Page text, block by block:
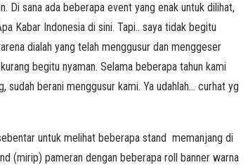
Di sana ada beberapa event yang enak untuk dilihat,
Kabar Indonesia di sini. Tapi.. saya tidak begitu
dialah yang telah menggusur dan menggeser
begitu nyaman. Selama beberapa tahun kami
berani menggusur kami. Ya udahlah… curhat yg
untuk melihat beberapa stand memanjang di
(mirip) pameran dengan beberapa roll banner warna